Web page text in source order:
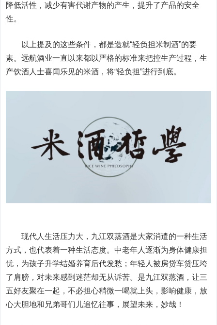
降低活性，减少有害代谢产物的产生，提升了产品的安全
性。
以上提及的这些条件，都是造就“轻负担米制酒”的要
素。远航酒业一直以来都以严格的标准来把控生产过程，生
产饮酒人士喜闻乐见的米酒，将“轻负担”进行到底。
现代人生活压力大，九江双蒸酒是大家消遣的一种生活
方式，也代表着一种生活态度。中老年人逐渐为身体健康担
忧，为孩子升学结婚养育后代发愁；年轻人被房贷车贷压垮
了肩膀，对未来感到迷茫却无从诉苦。是九江双蒸酒，让三
五好友聚在一起，不必担心稍微一喝就上头，影响健康，放
心大胆地和兄弟哥们儿追忆往事，展望未来，妙哉！